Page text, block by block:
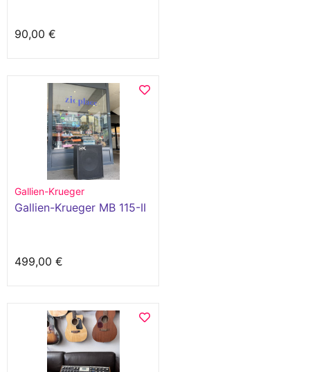
90,00 €
Gallien-Krueger
Gallien-Krueger MB 115-II
499,00 €